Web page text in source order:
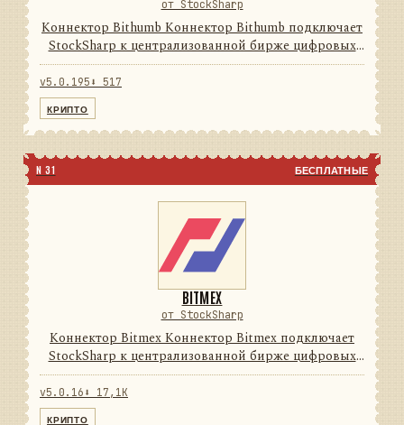
от StockSharp
Коннектор Bithumb Коннектор Bithumb подключает
StockSharp к централизованной бирже цифровых
активов. Он переводит данные и операции
провайдера в единую модель сообщений
StockSharp, поэтому приложения ...
v5.0.195 ⬇ 517
КРИПТО
N 31 БЕСПЛАТНЫЕ
BITMEX
от StockSharp
Коннектор Bitmex Коннектор Bitmex подключает
StockSharp к централизованной бирже цифровых
активов. Он переводит данные и операции
провайдера в единую модель сообщений
StockSharp, поэтому приложения мо...
v5.0.16 ⬇ 17,1K
КРИПТО